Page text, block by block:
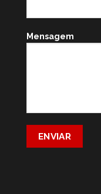
Mensagem